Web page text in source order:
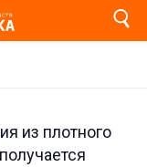
из плотного